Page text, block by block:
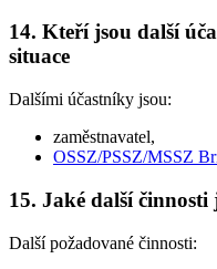
14. Kteří jsou další
situace
Dalšími účastníky jsou:
zaměstnavatel,
OSSZ/PSSZ/MSSZ
15. Jaké další
Další požadované činnosti: